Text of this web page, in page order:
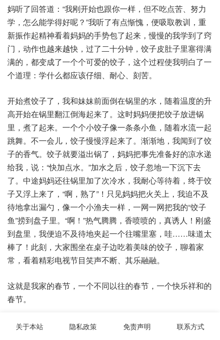
妈听了回答道：“我刚开始也跟你一样，但不吃点苦、努力
学，怎么能学得好呢？”我听了有点惭愧，便吸取教训，重
新振作起精神看着妈妈的手势包了起来，慢慢的我学到了窍
门，动作也越来越快，过了二十分钟，饺子皮肚子里塞得满
满的，都变成了一个个可爱的饺子，这个过程使我明白了一
个道理：学什么都应该仔细、耐心、刻苦。
开始煮饺子了，我和妹妹前面倒在锅里的水，随着温度的升
高开始在锅里翻江倒海起来了。这时妈妈便把饺子放进锅
里，煮了起来。一个个小饺子像一条条小鱼，随着水流一起
跳舞。不一会儿，饺子慢慢浮起来了。渐渐地，我闻到了饺
子的香气。饺子就要溢出锅了，妈妈把事先准备好的凉水递
给我，说：“快加点水。”加水之后，饺子忽地一下沉下去
了。中途妈妈还往锅里加了次冷水，我耐心等待着，终于饺
子又浮上来了，“啊，熟了”！只见妈妈把火关上，我迫不及
待地拿出漏勺，像一个小渔夫一样，一网一网把我的“饺子
鱼”捞到盘子里。“啊！”热气腾腾，香喷喷的，真诱人！刚盛
到盘里，我便迫不及待地夹起一个往嘴里塞，哇……味道太
棒了！此刻，大家围坐在桌子边吃着美味的饺子，聊着家
常，看着精彩电视节目笑声不断、其乐融融。
这就是我家的春节，一个不同以往的春节，一个快乐祥和的
春节。
2024关于春节的优秀作文800字 篇13
关于本站 隐私政策 免责声明 联系方式